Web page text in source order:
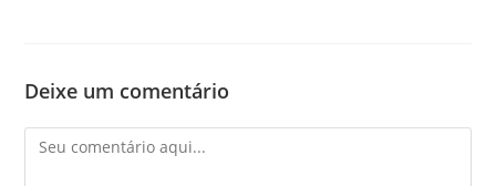
Deixe um comentário
Comentário